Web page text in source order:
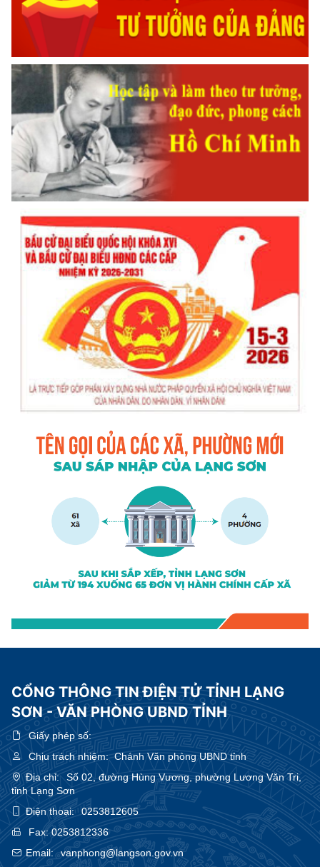
CỔNG THÔNG TIN ĐIỆN TỬ TỈNH LẠNG
SƠN - VĂN PHÒNG UBND TỈNH
Giấy phép số:
Chịu trách nhiệm:Chánh Văn phòng UBND tỉnh
Địa chỉ:
Số 02, đường Hùng Vương, phường Lương Văn Tri,
tỉnh Lạng Sơn
Điện thoại:
0253812605
Fax:0253812336
Email:
vanphong@langson.gov.vn